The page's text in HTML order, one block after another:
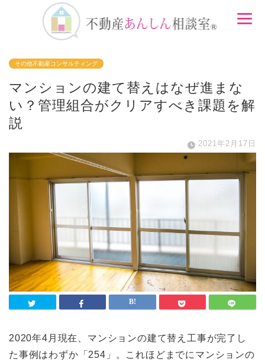
その他不動産コンサルティング
マンションの建て替えはなぜ進まな
い？管理組合がクリアすべき課題を解
説
2021年2月17日
2020年4月現在、マンションの建て替え工事が完了し
た事例はわずか「254」。これほどまでにマンションの